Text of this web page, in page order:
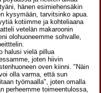
hänen esimiehensäkin
kysymään, tarvitsinko apua.
kotiimme ja kohteliaana
vetelän makaroonin
olohuoneemme sohvalle,
halusi vielä pillua
joten hiivin
oven kiinni. "Näin
olla varma, että sun
työmaalla", joten omalla
perheemme toimeentulossa,